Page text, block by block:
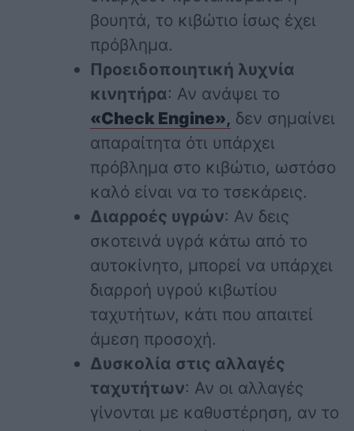
βουητά, το κιβώτιο ίσως έχει
πρόβλημα.
Προειδοποιητική λυχνία
κινητήρα: Αν ανάψει το
«Check Engine», δεν σημαίνει
απαραίτητα ότι υπάρχει
πρόβλημα στο κιβώτιο, ωστόσο
καλό είναι να το τσεκάρεις.
Διαρροές υγρών: Αν δεις
σκοτεινά υγρά κάτω από το
αυτοκίνητο, μπορεί να υπάρχει
διαρροή υγρού κιβωτίου
ταχυτήτων, κάτι που απαιτεί
άμεση προσοχή.
Δυσκολία στις αλλαγές
ταχυτήτων: Αν οι αλλαγές
γίνονται με καθυστέρηση, αν το